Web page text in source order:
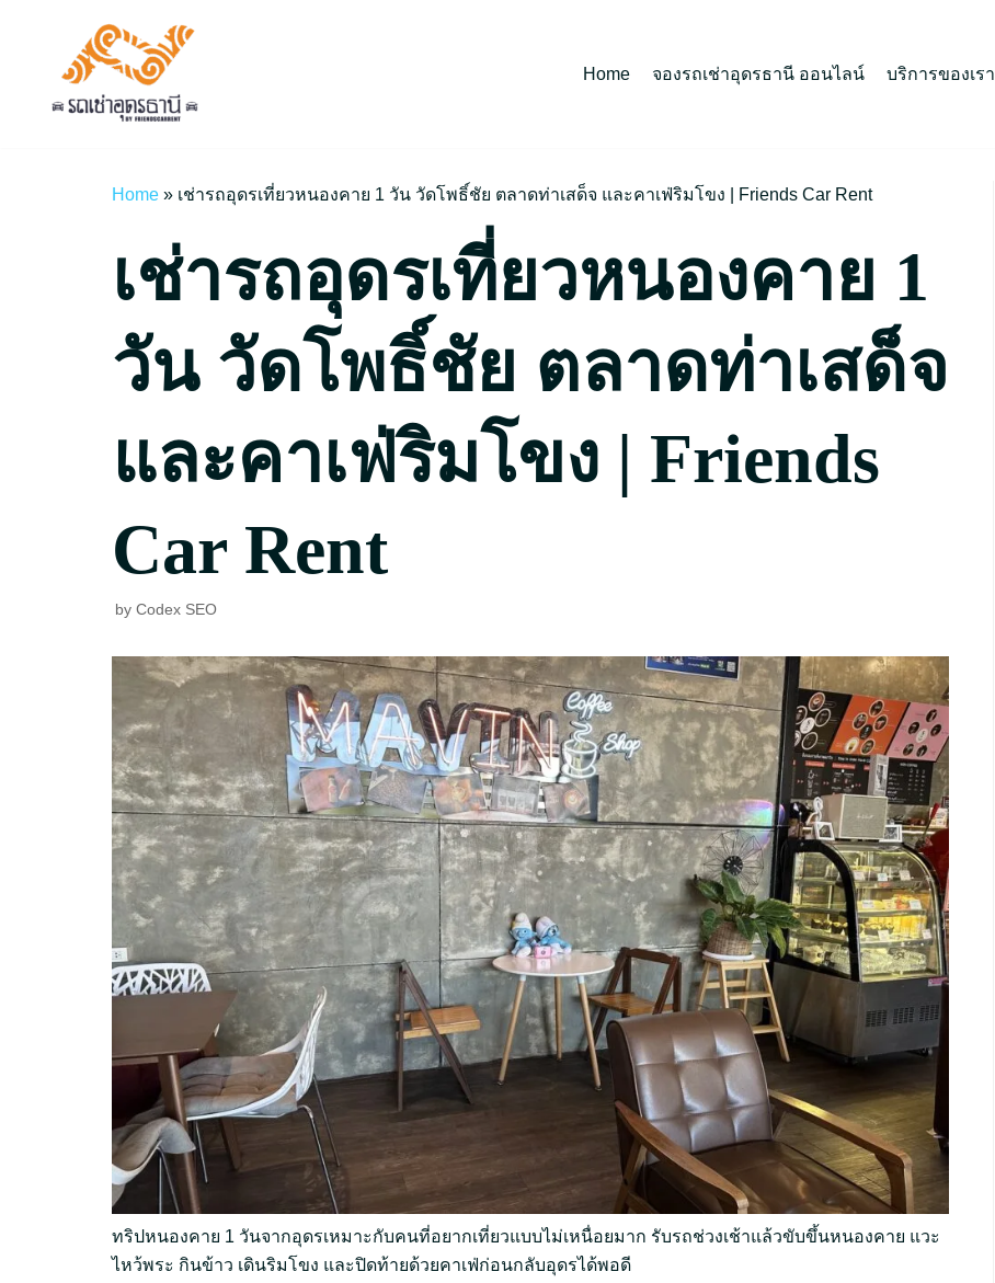
content
Home จองรถเช่าอุดรธานี ออนไลน์ บริการของเรา
Home » เช่ารถอุดรเที่ยวหนองคาย 1 วัน วัดโพธิ์ชัย ตลาดท่าเสด็จ และคาเฟ่ริมโขง | Friends Car Rent
เช่ารถอุดรเที่ยวหนองคาย 1
วัน วัดโพธิ์ชัย ตลาดท่าเสด็จ
และคาเฟ่ริมโขง | Friends
Car Rent
by Codex SEO
ทริปหนองคาย 1 วันจากอุดรเหมาะกับคนที่อยากเที่ยวแบบไม่เหนื่อยมาก รับรถช่วงเช้าแล้วขับขึ้นหนองคาย แวะ
ไหว้พระ กินข้าว เดินริมโขง และปิดท้ายด้วยคาเฟ่ก่อนกลับอุดรได้พอดี